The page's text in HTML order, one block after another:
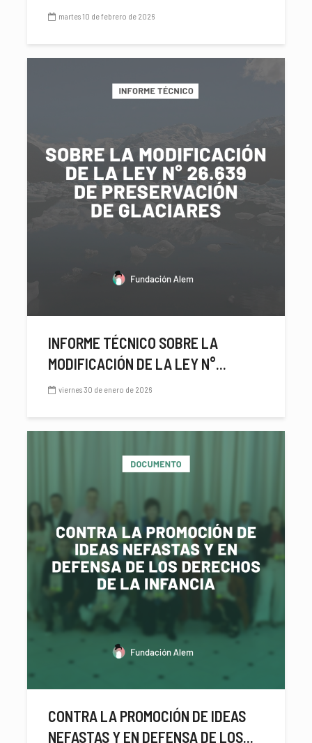
martes 10 de febrero de 2026
INFORME TÉCNICO SOBRE LA
MODIFICACIÓN DE LA LEY N°...
viernes 30 de enero de 2026
CONTRA LA PROMOCIÓN DE IDEAS
NEFASTAS Y EN DEFENSA DE LOS...